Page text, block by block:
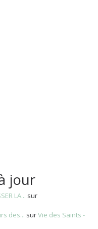
jour
LA... sur
des... surVie des Saints -